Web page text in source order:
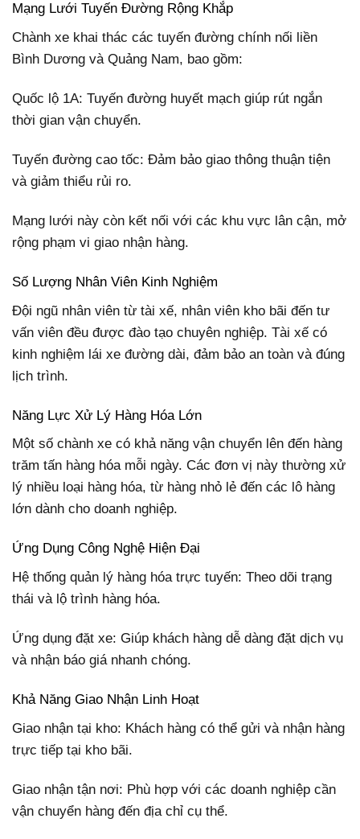
Mạng Lưới Tuyến Đường Rộng Khắp
Chành xe khai thác các tuyến đường chính nối liền
Bình Dương và Quảng Nam, bao gồm:
Quốc lộ 1A: Tuyến đường huyết mạch giúp rút ngắn
thời gian vận chuyển.
Tuyến đường cao tốc: Đảm bảo giao thông thuận tiện
và giảm thiểu rủi ro.
Mạng lưới này còn kết nối với các khu vực lân cận, mở
rộng phạm vi giao nhận hàng.
Số Lượng Nhân Viên Kinh Nghiệm
Đội ngũ nhân viên từ tài xế, nhân viên kho bãi đến tư
vấn viên đều được đào tạo chuyên nghiệp. Tài xế có
kinh nghiệm lái xe đường dài, đảm bảo an toàn và đúng
lịch trình.
Năng Lực Xử Lý Hàng Hóa Lớn
Một số chành xe có khả năng vận chuyển lên đến hàng
trăm tấn hàng hóa mỗi ngày. Các đơn vị này thường xử
lý nhiều loại hàng hóa, từ hàng nhỏ lẻ đến các lô hàng
lớn dành cho doanh nghiệp.
Ứng Dụng Công Nghệ Hiện Đại
Hệ thống quản lý hàng hóa trực tuyến: Theo dõi trạng
thái và lộ trình hàng hóa.
Ứng dụng đặt xe: Giúp khách hàng dễ dàng đặt dịch vụ
và nhận báo giá nhanh chóng.
Khả Năng Giao Nhận Linh Hoạt
Giao nhận tại kho: Khách hàng có thể gửi và nhận hàng
trực tiếp tại kho bãi.
Giao nhận tận nơi: Phù hợp với các doanh nghiệp cần
vận chuyển hàng đến địa chỉ cụ thể.